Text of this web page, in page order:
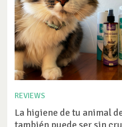
REVIEWS
La higiene de tu animal